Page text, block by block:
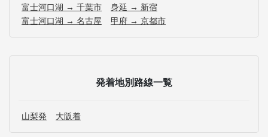
富士河口湖 → 千葉市
身延 → 新宿
富士河口湖 → 名古屋
甲府 → 京都市
発着地別路線一覧
山梨発 大阪着